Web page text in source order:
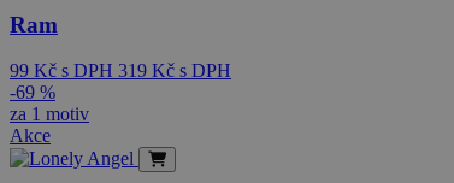
Ram
99 Kč s DPH 319 Kč s DPH
-69 %
za 1 motiv
Akce